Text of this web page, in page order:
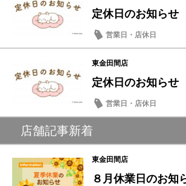
定休日のお知らせ
営業日・店休日
東金田間店
定休日のお知らせ
営業日・店休日
店舗記事新着
東金田間店
８月休業日のお知